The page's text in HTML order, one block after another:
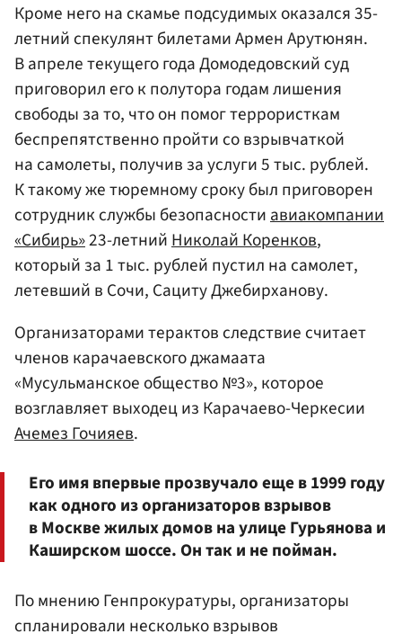
Кроме него на скамье подсудимых оказался 35-
летний спекулянт билетами Армен Арутюнян.
В апреле текущего года Домодедовский суд
приговорил его к полутора годам лишения
свободы за то, что он помог террористкам
беспрепятственно пройти со взрывчаткой
на самолеты, получив за услуги 5 тыс. рублей.
К такому же тюремному сроку был приговорен
сотрудник службы безопасностиавиакомпании
«Сибирь»23-летнийНиколай Коренков,
который за 1 тыс. рублей пустил на самолет,
летевший в Сочи, Сациту Джебирханову.
Организаторами терактов следствие считает
членов карачаевского джамаата
«Мусульманское общество №3», которое
возглавляет выходец из Карачаево-Черкесии
Ачемез Гочияев.
Его имя впервые прозвучало еще в 1999 году
как одного из организаторов взрывов
в Москве жилых домов на улице Гурьянова и
Каширском шоссе. Он так и не пойман.
По мнению Генпрокуратуры, организаторы
спланировали несколько взрывов